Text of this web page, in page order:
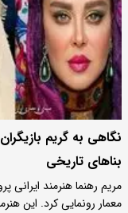
نگاهی به گریم بازیگران
بناهای تاریخی
مریم رهنما هنرمند ایرانی
معمار رونمایی کرد. این